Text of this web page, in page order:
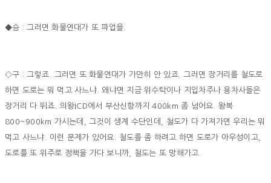
◆승 : 그러면 화물연대가 또 파업을.
◇구 : 그렇죠. 그러면 또 화물연대가 가만히 안 있죠. 그러면 장거리를 철도로
하면 도로는 뭐 먹고 사느냐. 왜냐면 지금 위수탁이나 지입차주나 용차사들은
장거리 다 뛰죠. 의왕ICD에서 부산신항까지 400km 좀 넘어요. 왕복
800~900km 가시는데, 그것이 생계 수단인데, 철도가 다 가져가면 우리는 뭐
먹고 사느냐. 이런 문제가 있어요. 철도를 좀 하려고 하면 도로가 아우성이고,
도로를 또 위주로 정책을 가다 보니까, 철도는 또 망해가고.